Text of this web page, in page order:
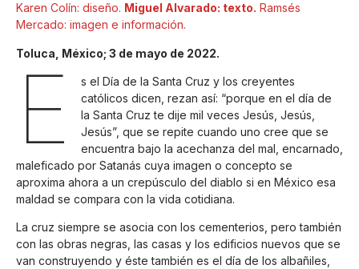
Karen Colín: diseño. Miguel Alvarado: texto. Ramsés
Mercado: imagen e información.
Toluca, México; 3 de mayo de 2022.
E
s el Día de la Santa Cruz y los creyentes
católicos dicen, rezan así: “porque en el día de
la Santa Cruz te dije mil veces Jesús, Jesús,
Jesús”, que se repite cuando uno cree que se
encuentra bajo la acechanza del mal, encarnado,
maleficado por Satanás cuya imagen o concepto se
aproxima ahora a un crepúsculo del diablo si en México esa
maldad se compara con la vida cotidiana.
La cruz siempre se asocia con los cementerios, pero también
con las obras negras, las casas y los edificios nuevos que se
van construyendo y éste también es el día de los albañiles,